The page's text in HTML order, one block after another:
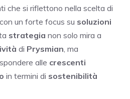
che si riflettono nella scelta di
con un forte focus su soluzioni
strategia non solo mira a
di Prysmian , ma
alle crescenti
in termini di sostenibilità